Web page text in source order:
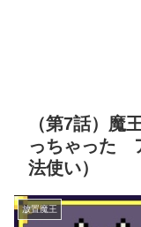
（第7話）魔
っちゃった
法使い）
放置魔王